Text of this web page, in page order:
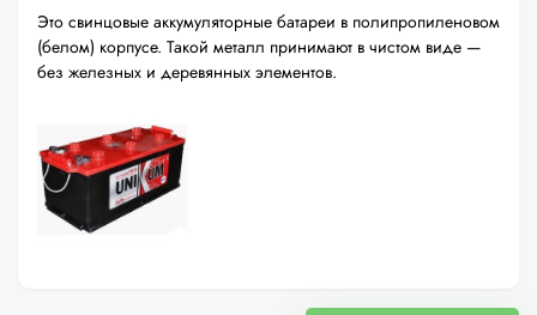
Это свинцовые аккумуляторные батареи в полипропиленовом
(белом) корпусе. Такой металл принимают в чистом виде —
без железных и деревянных элементов.